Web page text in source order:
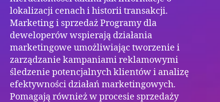
lokalizacji cenach i historii transakcji.
Marketing i sprzedaż Programy dla
deweloperów wspierają działania
marketingowe umożliwiając tworzenie i
zarządzanie kampaniami reklamowymi
śledzenie potencjalnych klientów i analizę
efektywności działań marketingowych.
Pomagają również w procesie sprzedaży